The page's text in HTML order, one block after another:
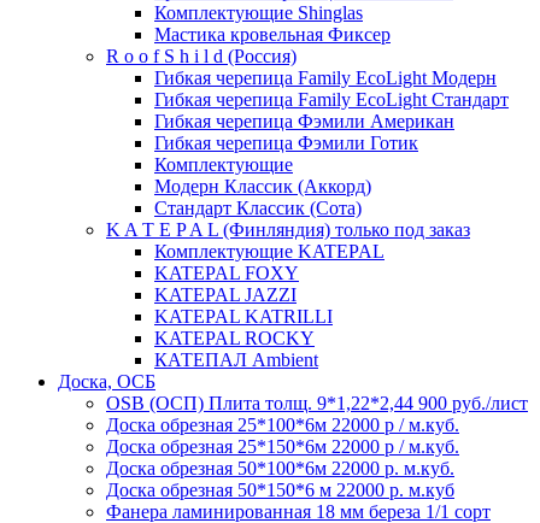
Комплектующие Shinglas
Мастика кровельная Фиксер
R o o f S h i l d (Россия)
Гибкая черепица Family ЕсоLight Модерн
Гибкая черепица Family ЕсоLight Стандарт
Гибкая черепица Фэмили Американ
Гибкая черепица Фэмили Готик
Комплектующие
Модерн Классик (Аккорд)
Стандарт Классик (Сота)
K A T E P A L (Финляндия) только под заказ
Комплектующие KATEPAL
KATEPAL FOXY
KATEPAL JAZZI
KATEPAL KATRILLI
KATEPAL ROCKY
КАТЕПАЛ Ambient
Доска, ОСБ
OSB (ОСП) Плита толщ. 9*1,22*2,44 900 руб./лист
Доска обрезная 25*100*6м 22000 р / м.куб.
Доска обрезная 25*150*6м 22000 р / м.куб.
Доска обрезная 50*100*6м 22000 р. м.куб.
Доска обрезная 50*150*6 м 22000 р. м.куб
Фанера ламинированная 18 мм береза 1/1 сорт